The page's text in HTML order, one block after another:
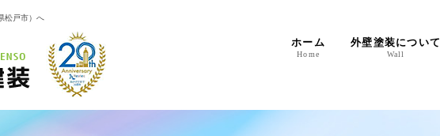
松戸市）へ
ホーム
Home
外壁塗装について
Wall